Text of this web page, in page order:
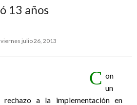
13 años
Publicado
viernes julio 26, 2013
C on
un
a la implementación en